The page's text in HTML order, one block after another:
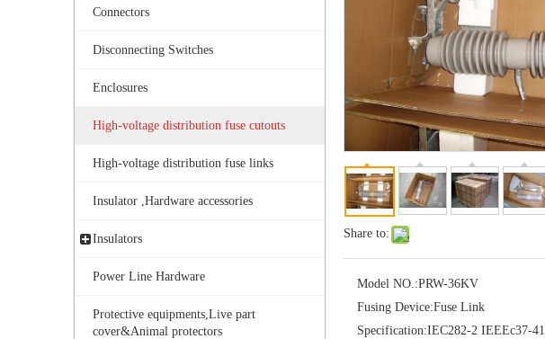
Connectors
Disconnecting Switches
Enclosures
High-voltage distribution fuse cutouts
High-voltage distribution fuse links
Insulator ,Hardware accessories
Insulators
Power Line Hardware
Protective equipments,Live part
cover&Animal protectors
Share to:
Model NO.:PRW-36KV
Fusing Device:Fuse Link
Specification:IEC282-2 IEEEc37-41